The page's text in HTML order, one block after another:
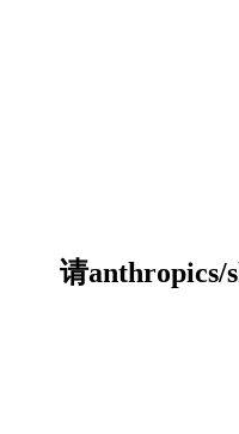
请anthropics/